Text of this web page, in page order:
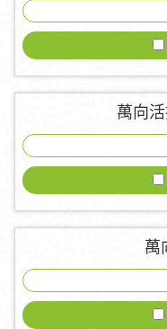
萬向
萬